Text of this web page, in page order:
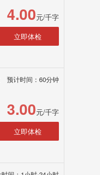
4.00元/千字
立即体检
预计时间：60分钟
3.00元/千字
立即体检